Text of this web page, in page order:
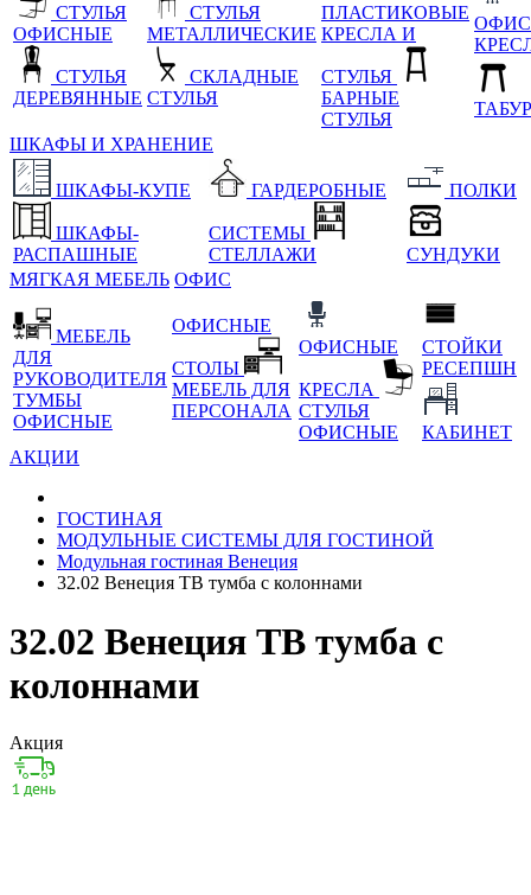
СТУЛЬЯ
ОФИСНЫЕ
СТУЛЬЯ
ДЕРЕВЯННЫЕ
СТУЛЬЯ
МЕТАЛЛИЧЕСКИЕ
СКЛАДНЫЕ
СТУЛЬЯ
ПЛАСТИКОВЫЕ
КРЕСЛА И
СТУЛЬЯ
БАРНЫЕ
СТУЛЬЯ
ШКАФЫ И ХРАНЕНИЕ
ШКАФЫ-КУПЕ
ШКАФЫ-
РАСПАШНЫЕ
ГАРДЕРОБНЫЕ
СИСТЕМЫ
СТЕЛЛАЖИ
ПОЛКИ
СУНДУКИ
МЯГКАЯ МЕБЕЛЬ ОФИС
МЕБЕЛЬ
ДЛЯ
РУКОВОДИТЕЛЯ
ТУМБЫ
ОФИСНЫЕ
ОФИСНЫЕ
СТОЛЫ
МЕБЕЛЬ ДЛЯ
ПЕРСОНАЛА
ОФИСНЫЕ
КРЕСЛА
СТУЛЬЯ
ОФИСНЫЕ
СТОЙКИ
РЕСЕПШН
КАБИНЕТ
АКЦИИ
ГОСТИНАЯ
МОДУЛЬНЫЕ СИСТЕМЫ ДЛЯ ГОСТИНОЙ
Модульная гостиная Венеция
32.02 Венеция ТВ тумба с колоннами
32.02 Венеция ТВ тумба с
колоннами
Акция